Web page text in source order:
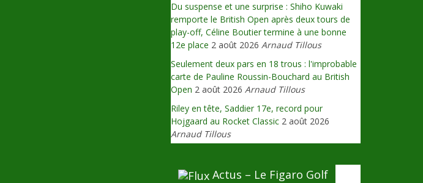
Du suspense et une surprise : Shiho Kuwaki
remporte le British Open après deux tours de
play-off, Céline Boutier termine à une bonne
12e place 2 août 2026 Arnaud Tillous
Seulement deux pars en 18 trous : l'improbable
carte de Pauline Roussin-Bouchard au British
Open 2 août 2026 Arnaud Tillous
Riley en tête, Saddier 17e, record pour
Hojgaard au Rocket Classic 2 août 2026
Arnaud Tillous
Actus – Le Figaro Golf